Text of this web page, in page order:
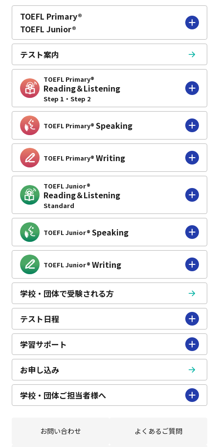
学校・団体ご担当者様へ
お問い合わせ
お知らせ
メールマガジン
TOEFL Primary®
TOEFL Junior®
テスト案内
TOEFL Primary®
Reading＆Listening
Step 1・Step 2
TOEFL Primary® Speaking
TOEFL Primary® Writing
TOEFL Junior®
Reading＆Listening
Standard
TOEFL Junior® Speaking
TOEFL Junior® Writing
学校・団体で受験される方
テスト日程
学習サポート
お申し込み
学校・団体ご担当者様へ
お問い合わせ よくあるご質問